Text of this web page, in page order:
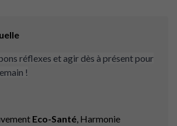
réflexes et agir dès à présent pour
!
Eco-Santé, Harmonie